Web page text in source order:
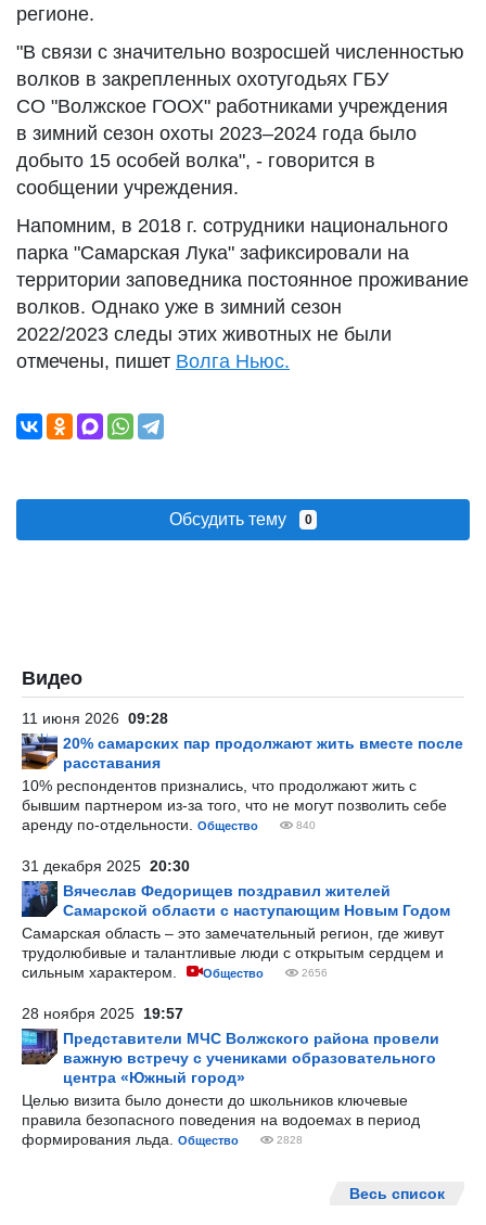
регионе.
"В связи с значительно возросшей численностью
волков в закрепленных охотугодьях ГБУ
СО "Волжское ГООХ" работниками учреждения
в зимний сезон охоты 2023–2024 года было
добыто 15 особей волка", - говорится в
сообщении учреждения.
Напомним, в 2018 г. сотрудники национального
парка "Самарская Лука" зафиксировали на
территории заповедника постоянное проживание
волков. Однако уже в зимний сезон
2022/2023 следы этих животных не были
отмечены, пишет Волга Ньюс.
Обсудить тему 0
Видео
11 июня 2026 09:28
20% самарских пар продолжают жить вместе после
расставания
10% респондентов признались, что продолжают жить с
бывшим партнером из-за того, что не могут позволить себе
аренду по-отдельности.
Общество 840
31 декабря 2025 20:30
Вячеслав Федорищев поздравил жителей
Самарской области с наступающим Новым Годом
Самарская область – это замечательный регион, где живут
трудолюбивые и талантливые люди с открытым сердцем и
сильным характером.
Общество 2656
28 ноября 2025 19:57
Представители МЧС Волжского района провели
важную встречу с учениками образовательного
центра «Южный город»
Целью визита было донести до школьников ключевые
правила безопасного поведения на водоемах в период
формирования льда.
Общество 2828
Весь список